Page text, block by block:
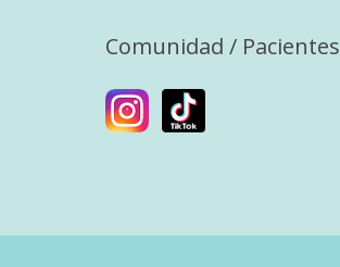
Comunidad / Pacientes